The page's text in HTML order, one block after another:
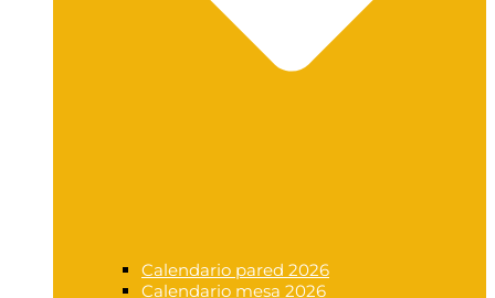
Calendario pared 2026
Calendario mesa 2026